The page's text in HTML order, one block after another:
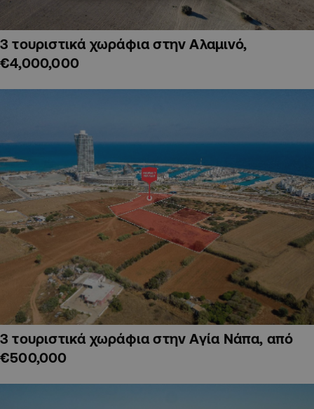
3 τουριστικά χωράφια στην Αλαμινό,
€4,000,000
3 τουριστικά χωράφια στην Αγία Νάπα, από
€500,000